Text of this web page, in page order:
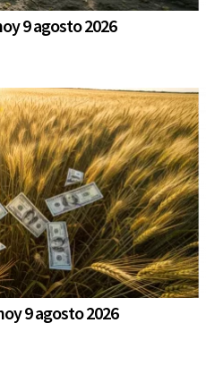
9 agosto 2026
9 agosto 2026